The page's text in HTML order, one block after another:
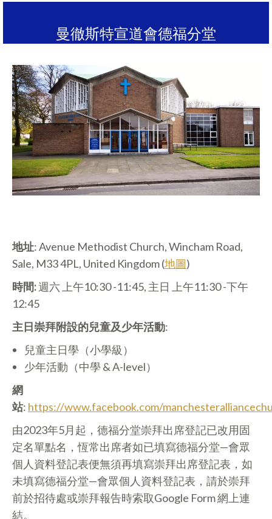
曼徹斯特宣道會德福分堂
地址: Avenue Methodist Church, Wincham Road,
Sale, M33 4PL, United Kingdom (地圖)
時間:週六 上午10:30 -11:45, 主日 上午11:30 -下午
12:45
主日崇拜附設的兒童及少年活動:
兒童主日學（小學級）
少年活動（中學 & A-level）
網
站: https://www.facebook.com/
由2023年5月起，德福分堂崇拜出席登記已改用固
定名單點名，恆常出席者如已填寫德福分堂—會眾
個人資料登記表便無須再填寫崇拜出席登記表，如
未填寫德福分堂—會眾個人資料登記表，請於崇拜
前於招待處或崇拜報告時索取Google Form 網上連
結。